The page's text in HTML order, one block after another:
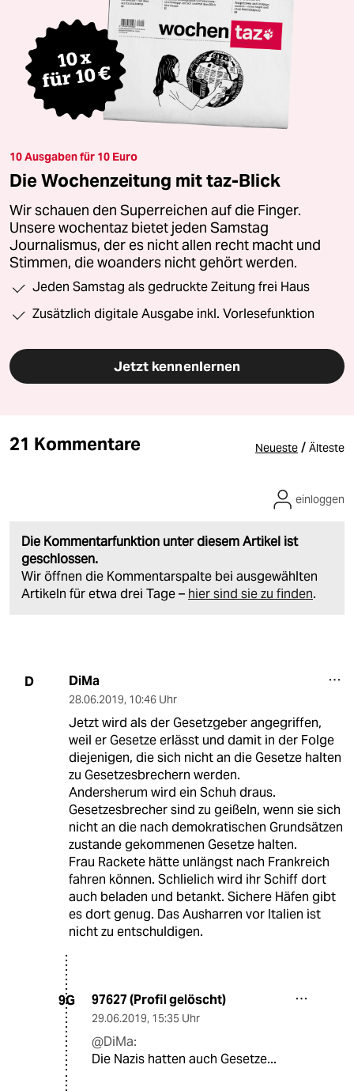
10 Ausgaben für 10 Euro
Die Wochenzeitung mit taz-Blick
Wir schauen den Superreichen auf die Finger.
Unsere wochentaz bietet jeden Samstag
Journalismus, der es nicht allen recht macht und
Stimmen, die woanders nicht gehört werden.
Jeden Samstag als gedruckte Zeitung frei Haus
Zusätzlich digitale Ausgabe inkl. Vorlesefunktion
Jetzt kennenlernen
21 Kommentare Neueste / Älteste
Die Kommentarfunktion unter diesem Artikel ist
geschlossen.
Wir öffnen die Kommentarspalte bei ausgewählten
Artikeln für etwa drei Tage – hier sind sie zu finden.
einloggen
D DiMa
28.06.2019, 10:46 Uhr
Jetzt wird als der Gesetzgeber angegriffen,
weil er Gesetze erlässt und damit in der Folge
diejenigen, die sich nicht an die Gesetze halten
zu Gesetzesbrechern werden.
Andersherum wird ein Schuh draus.
Gesetzesbrecher sind zu geißeln, wenn sie sich
nicht an die nach demokratischen Grundsätzen
zustande gekommenen Gesetze halten.
Frau Rackete hätte unlängst nach Frankreich
fahren können. Schlielich wird ihr Schiff dort
auch beladen und betankt. Sichere Häfen gibt
es dort genug. Das Ausharren vor Italien ist
nicht zu entschuldigen.
9G 97627 (Profil gelöscht)
29.06.2019, 15:35 Uhr
@DiMa:
Die Nazis hatten auch Gesetze...